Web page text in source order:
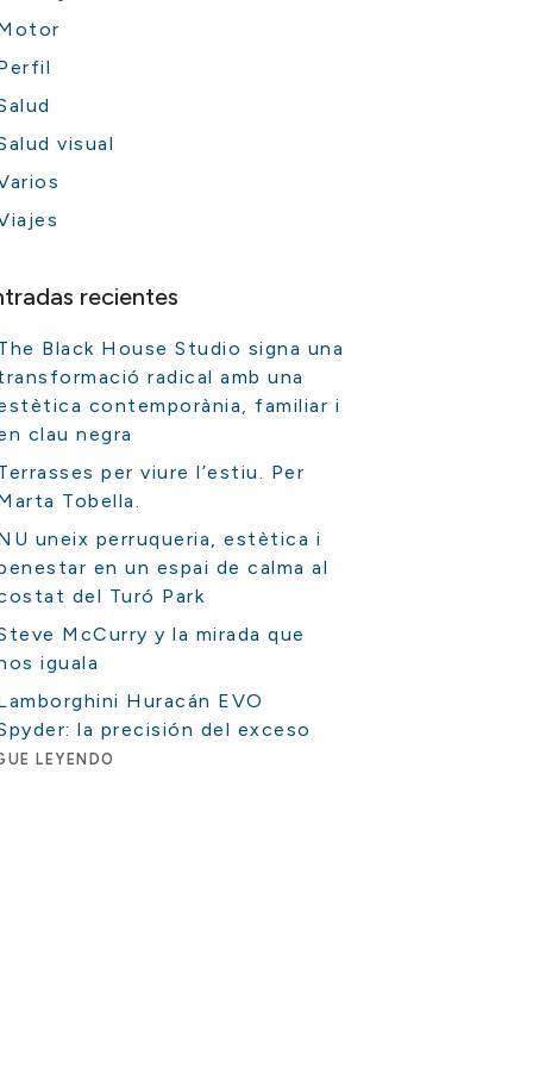
visual
recientes
Black House Studio signa una
radical amb una
contemporània, familiar i
clau negra
per viure l’estiu. Per
Tobella.
uneix perruqueria, estètica i
en un espai de calma al
del Turó Park
McCurry y la mirada que
iguala
Huracán EVO
la precisión del exceso
LEYENDO